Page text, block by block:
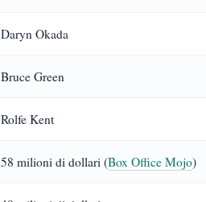
Daryn Okada
Bruce Green
Rolfe Kent
58 milioni di dollari (Box Office Mojo)